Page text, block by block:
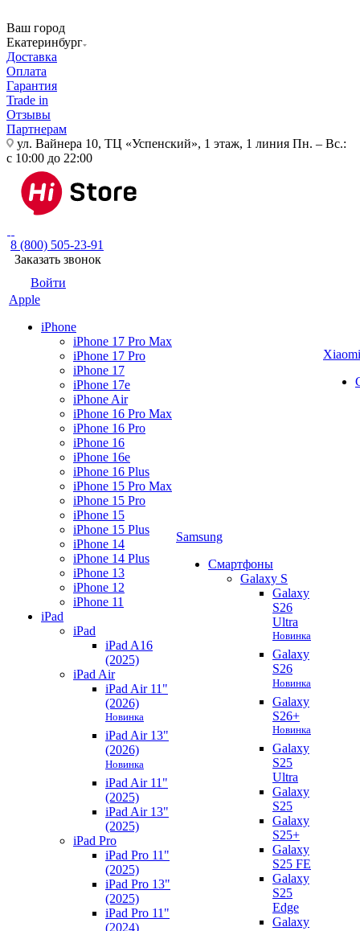
Ваш город
Екатеринбург
Доставка
Оплата
Гарантия
Trade in
Отзывы
Партнерам
ул. Вайнера 10, ТЦ «Успенский», 1 этаж, 1 линия Пн. – Вс.:
с 10:00 до 22:00
8 (800) 505-23-91
Заказать звонок
Войти
Apple
iPhone
iPhone 17 Pro Max
iPhone 17 Pro
iPhone 17
iPhone 17e
iPhone Air
iPhone 16 Pro Max
iPhone 16 Pro
iPhone 16
iPhone 16e
iPhone 16 Plus
iPhone 15 Pro Max
iPhone 15 Pro
iPhone 15
iPhone 15 Plus
iPhone 14
iPhone 14 Plus
iPhone 13
iPhone 12
iPhone 11
iPad
iPad
iPad A16
(2025)
iPad Air
iPad Air 11"
(2026)
Новинка
iPad Air 13"
(2026)
Новинка
iPad Air 11"
(2025)
iPad Air 13"
(2025)
iPad Pro
iPad Pro 11"
(2025)
iPad Pro 13"
(2025)
iPad Pro 11"
(2024)
Samsung
Смартфоны
Galaxy S
Galaxy
S26
Ultra
Новинка
Galaxy
S26
Новинка
Galaxy
S26+
Новинка
Galaxy
S25
Ultra
Galaxy
S25
Galaxy
S25+
Galaxy
S25 FE
Galaxy
S25
Edge
Galaxy
Xiaomi